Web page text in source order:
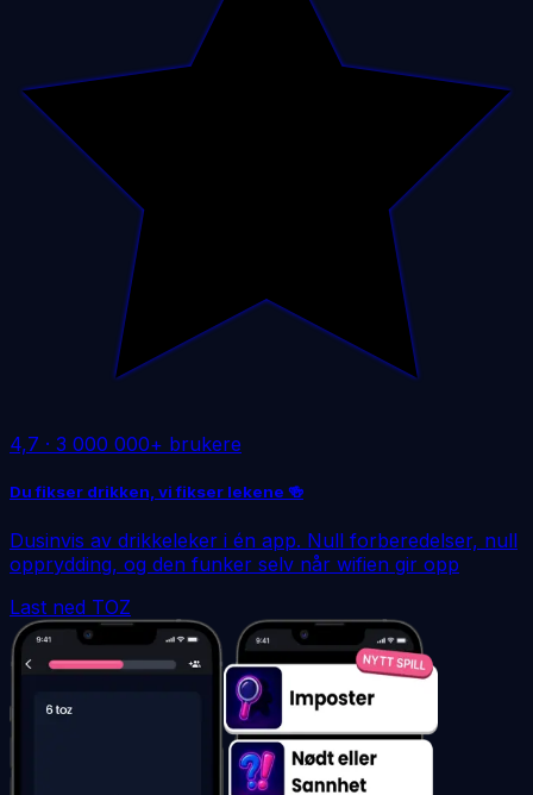
4,7 · 3 000 000+ brukere
Du fikser drikken, vi fikser lekene 🍻
Dusinvis av drikkeleker i én app. Null forberedelser, null
opprydding, og den funker selv når wifien gir opp
Last ned TOZ